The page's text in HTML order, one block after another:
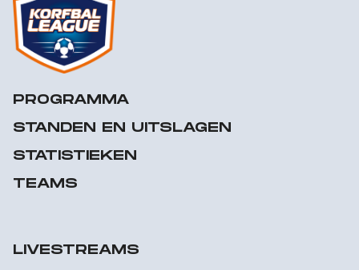
PROGRAMMA
STANDEN EN UITSLAGEN
STATISTIEKEN
TEAMS
LIVESTREAMS